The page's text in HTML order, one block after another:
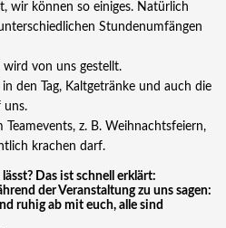
wir können so einiges. Natürlich
Stundenumfängen
wird von uns gestellt.
den Tag, Kaltgetränke und auch die
uns.
Teamevents, z. B. Weihnachtsfeiern,
krachen darf.
Das ist schnell erklärt:
der Veranstaltung zu uns sagen:
ruhig ab mit euch, alle sind